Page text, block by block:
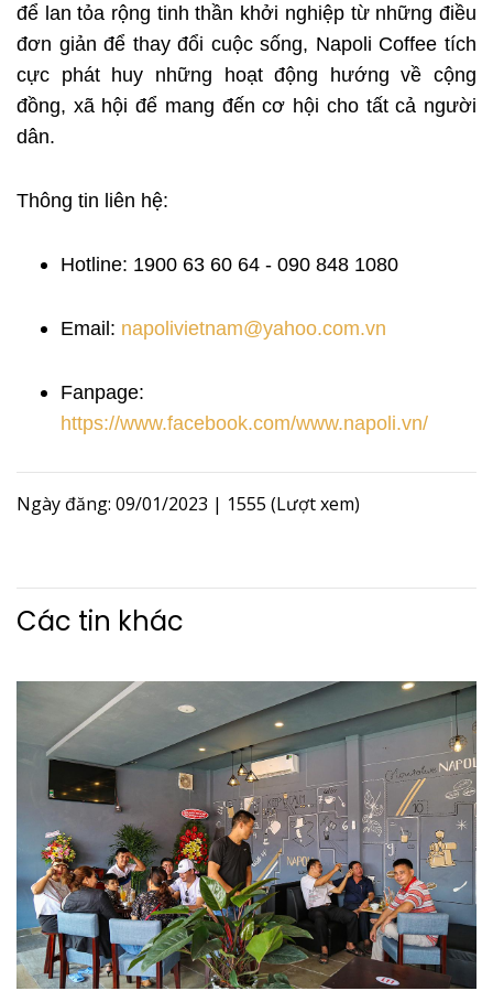
để lan tỏa rộng tinh thần khởi nghiệp từ những điều
đơn giản để thay đổi cuộc sống, Napoli Coffee tích
cực phát huy những hoạt động hướng về cộng
đồng, xã hội để mang đến cơ hội cho tất cả người
dân.
Thông tin liên hệ:
Hotline: 1900 63 60 64 - 090 848 1080
Email: napolivietnam@yahoo.com.vn
Fanpage:
https://www.facebook.com/www.napoli.vn/
Ngày đăng: 09/01/2023 | 1555 (Lượt xem)
Các tin khác